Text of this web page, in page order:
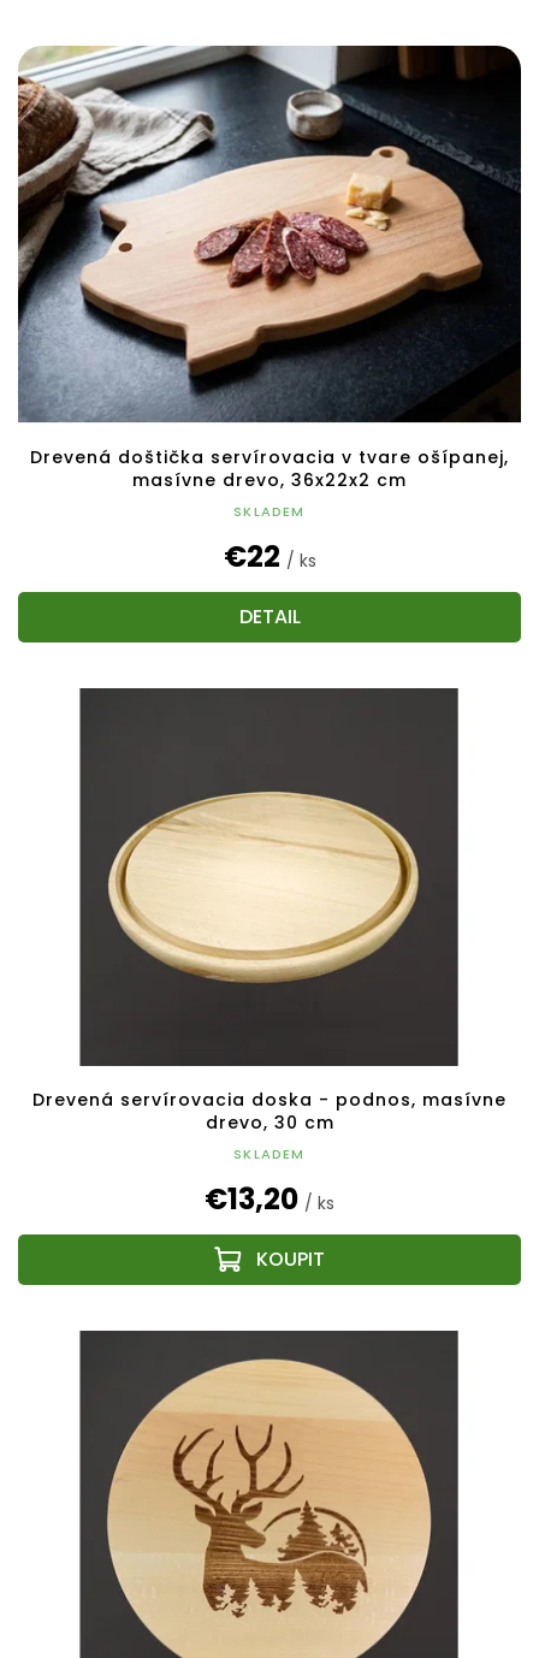
Drevená doštička servírovacia v tvare ošípanej,
masívne drevo, 36x22x2 cm
SKLADEM
€22 / ks
DETAIL
Drevená servírovacia doska - podnos, masívne
drevo, 30 cm
SKLADEM
€13,20 / ks